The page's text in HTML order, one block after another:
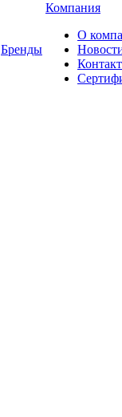
Бренды
Компания
О